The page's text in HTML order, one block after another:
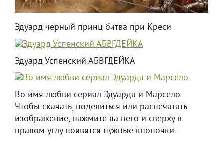
Эдуард черный принц битва при Креси
Эдуард Успенский АБВГДЕЙКА
Во имя любви сериал Эдуарда и Марсело
Чтобы скачать, поделиться или распечатать
изображение, нажмите на него и сверху в
правом углу появятся нужные кнопочки.